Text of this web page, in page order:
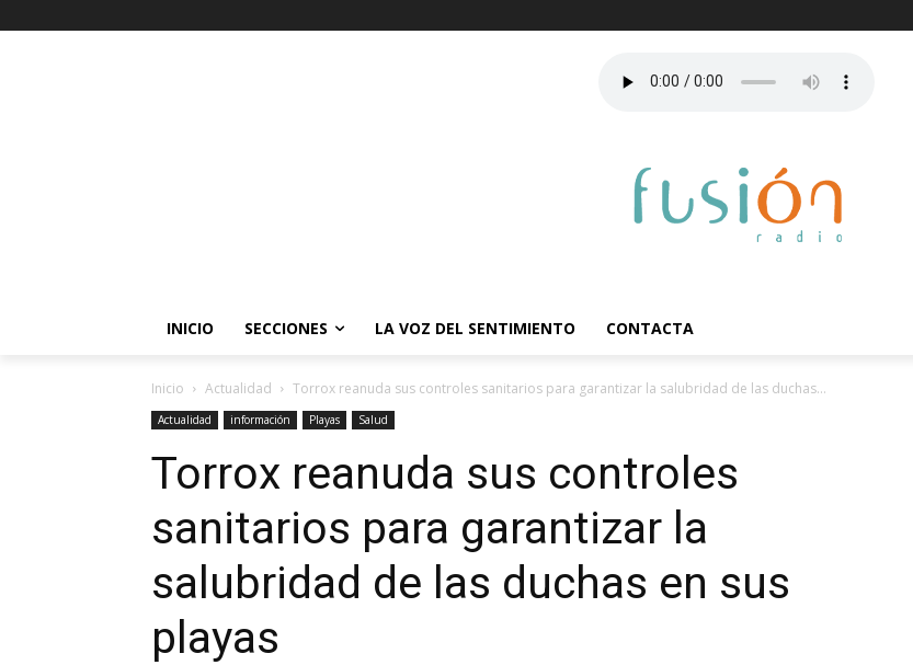
INICIO SECCIONES LA VOZ DEL SENTIMIENTO CONTACTA
Inicio Actualidad Torrox reanuda sus controles sanitarios para garantizar la salubridad de las duchas...
Actualidad información Playas Salud
Torrox reanuda sus controles
sanitarios para garantizar la
salubridad de las duchas en sus
playas